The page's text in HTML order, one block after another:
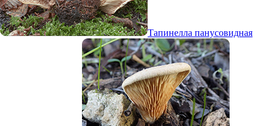
Тапинелла панусовидная